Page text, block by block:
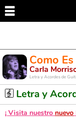
Como Es
Carla
Letra y Acordes de
Letra y
¡ Visita nuestro nuevo